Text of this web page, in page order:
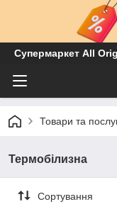
Супермаркет All
Товари та
Термобілизна
Сортування